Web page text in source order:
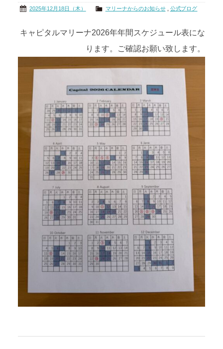
2025年12月18日（木） マリーナからのお知らせ, 公式ブログ
キャピタルマリーナ2026年年間スケジュール表にな
ります。ご確認お願い致します。